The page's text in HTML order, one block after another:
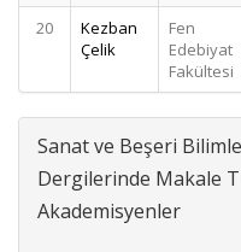
20
Kezban
Çelik
Fen
Edebiyat
Fakültesi
Sanat ve Beşeri
Dergilerinde Makale
Akademisyenler